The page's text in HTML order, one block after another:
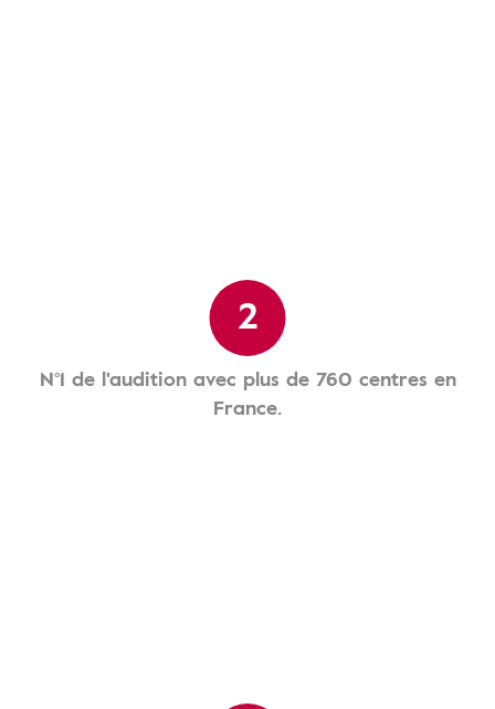
2
N°1 de l'audition avec plus de 760 centres en
France.